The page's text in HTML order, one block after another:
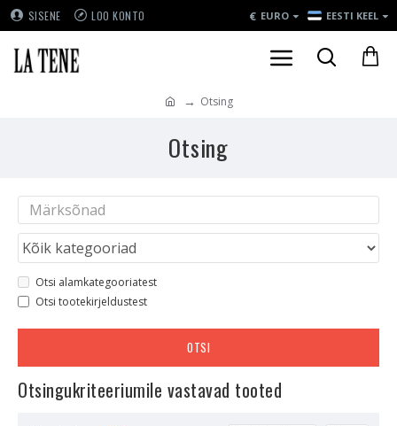
SISENE LOO KONTO € EURO EESTI KEEL
Otsing
Otsing
Otsi alamkategooriatest
Otsi tootekirjeldustest
OTSI
Otsingukriteeriumile vastavad tooted